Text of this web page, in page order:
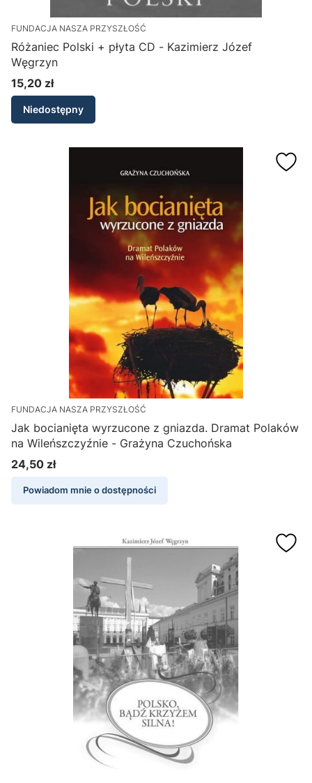
FUNDACJA NASZA PRZYSZŁOŚĆ
Różaniec Polski + płyta CD - Kazimierz Józef
Węgrzyn
Cena
15,20 zł
Niedostępny
FUNDACJA NASZA PRZYSZŁOŚĆ
Jak bocianięta wyrzucone z gniazda. Dramat Polaków
na Wileńszczyźnie - Grażyna Czuchońska
Cena
24,50 zł
Powiadom mnie o dostępności